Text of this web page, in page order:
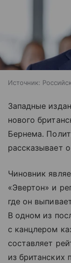
Источник:
Западные
нового
Бернема.
рассказывает
Чиновник
«Эвертон» и
где он
В одном из
с канцлером
составляет
из британских